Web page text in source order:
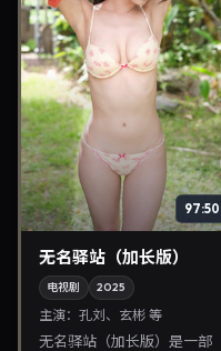
97:50
无名驿站（加长版）
电视剧 2025
主演： 孔刘、玄彬 等
无名驿站（加长版）是一部